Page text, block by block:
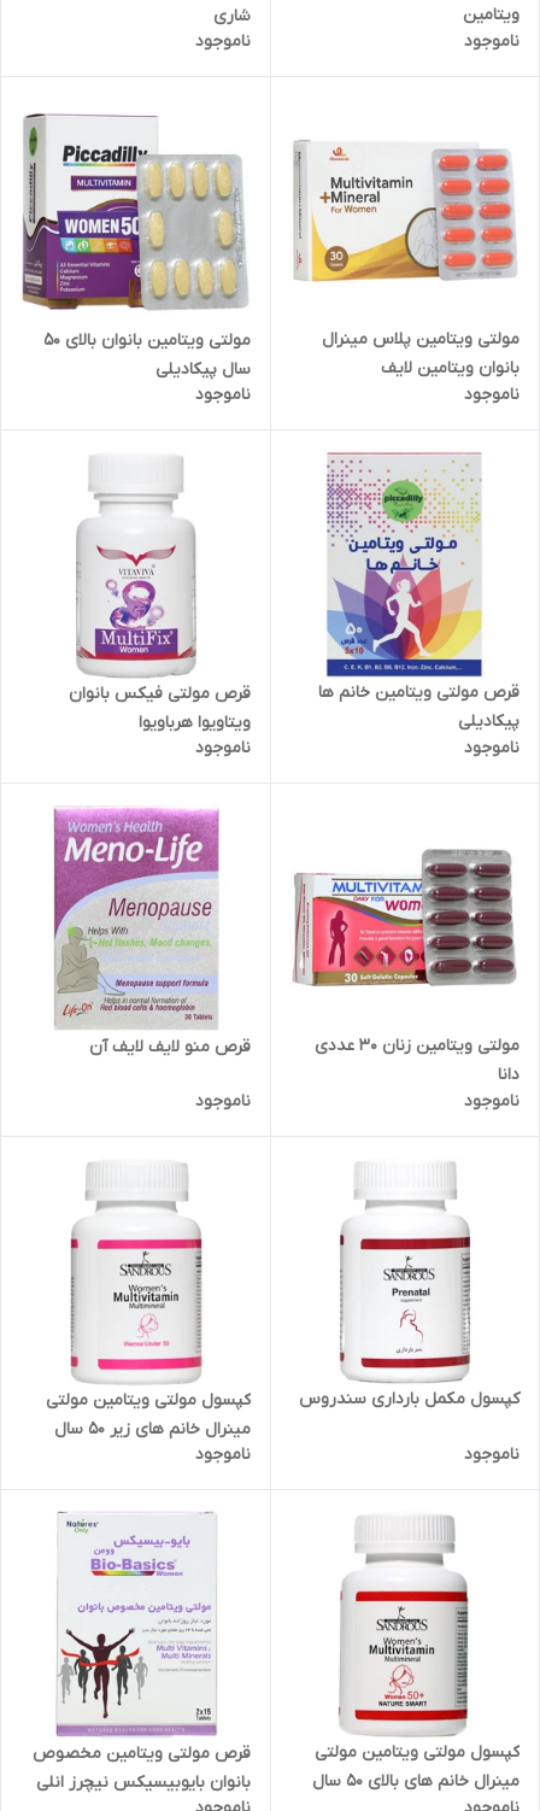
ویتامین
ناموجود
شاری
ناموجود
مولتی ویتامین پلاس مینرال
بانوان ویتامین لایف
ناموجود
مولتی ویتامین بانوان بالای 50
سال پیکادیلی
ناموجود
قرص مولتی ویتامین خانم ها
پیکادیلی
ناموجود
قرص مولتی فیکس بانوان
ویتاویوا هرباویوا
ناموجود
مولتی ویتامین زنان 30 عددی
دانا
ناموجود
قرص منو لایف لایف آن
ناموجود
کپسول مکمل بارداری سندروس
ناموجود
کپسول مولتی ویتامین مولتی
مینرال خانم های زیر 50 سال
سندروس انقضا 2025/05
ناموجود
کپسول مولتی ویتامین مولتی
مینرال خانم های بالای 50 سال
قرص مولتی ویتامین مخصوص
بانوان بایوبیسیکس نیچرز انلی